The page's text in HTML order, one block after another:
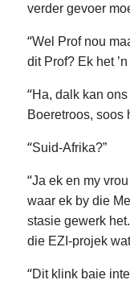
verder gevoer
“Wel Prof nou
dit Prof? Ek het
“Ha, dalk kan
Boeretroos, soos
“Suid-Afrika?”
“Ja ek en my
waar ek by die
stasie gewerk
die EZI-projek
“Dit klink baie